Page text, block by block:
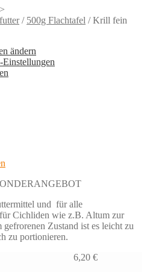
ändern
Einstellungen
/ 500g Flachtafel /Krill fein
und für alle
Cichliden wie z.B. Altum zur
gefrorenen Zustand ist es leicht zu
zu portionieren.
6,20 €